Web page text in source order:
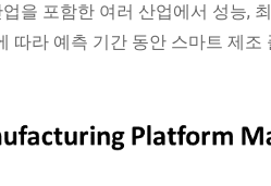
을 포함한 여러 산업에서 성능,
라 예측 기간 동안 스마트 제조